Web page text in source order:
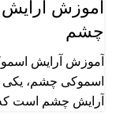
آموزش
چشم
آموزش آرایش
اسموکی چشم، یکی
آرایش چشم است